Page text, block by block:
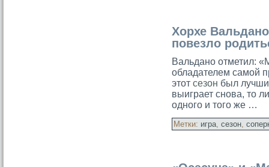
Хорхе
повезло
Вальдано отметил:
обладателем самой
этот сезон был
выиграет снова, то
одного и того же …
Метки: игра, сезон,